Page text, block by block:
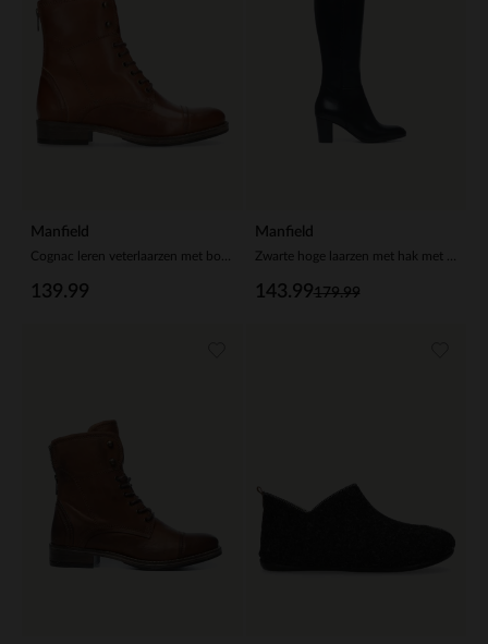
Manfield
139.99
Manfield
179.99
143.99